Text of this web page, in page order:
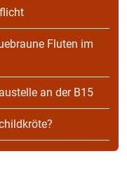
Fluten im
an der B15